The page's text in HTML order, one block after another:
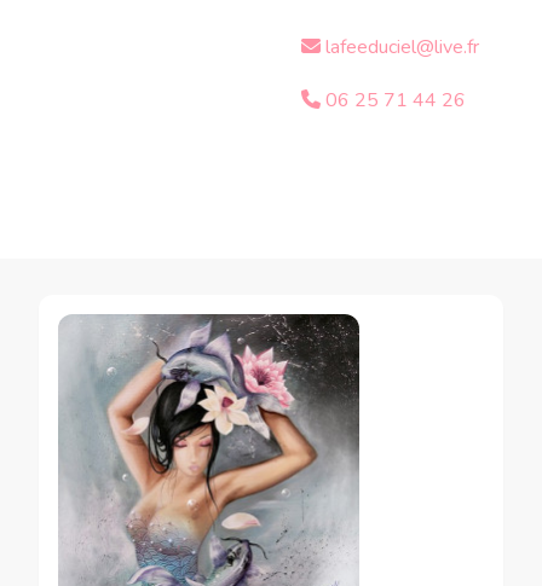
lafeeduciel@live.fr
06 25 71 44 26